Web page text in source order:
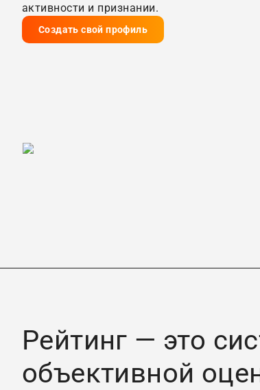
активности и признании.
Создать свой профиль
Рейтинг — это
объективной